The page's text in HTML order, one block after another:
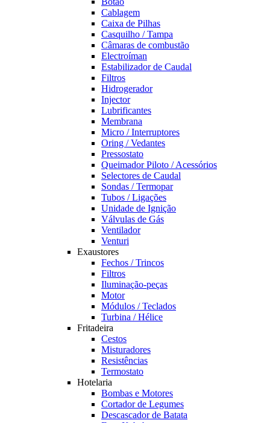
Cablagem
Caixa de Pilhas
Casquilho / Tampa
Câmaras de combustão
Electroíman
Estabilizador de Caudal
Filtros
Hidrogerador
Injector
Lubrificantes
Membrana
Micro / Interruptores
Oring / Vedantes
Pressostato
Queimador Piloto / Acessórios
Selectores de Caudal
Sondas / Termopar
Tubos / Ligações
Unidade de Ignição
Válvulas de Gás
Ventilador
Venturi
Exaustores
Fechos / Trincos
Filtros
Iluminação-peças
Motor
Módulos / Teclados
Turbina / Hélice
Fritadeira
Cestos
Misturadores
Resistências
Termostato
Hotelaria
Bombas e Motores
Cortador de Legumes
Descascador de Batata